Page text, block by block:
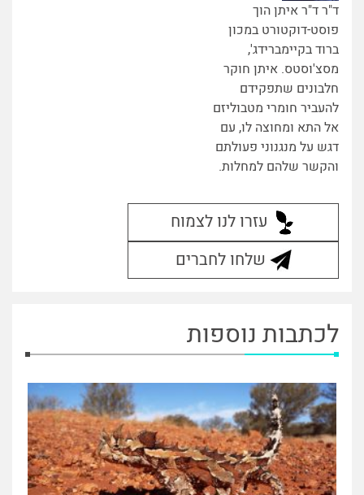
ד"ר ד"ר איתן הוך
פוסט-דוקטורט במכון
ברוד בקיימברידג',
מסצ'וסטס. איתן חוקר
חלבונים שתפקידם
להעביר חומרי מטבוליזם
אל התא ומחוצה לו, עם
דגש על מנגנוני פעולתם
והקשר שלהם למחלות.
עזרו לנו לצמוח
שלחו לחברים
לכתבות נוספות